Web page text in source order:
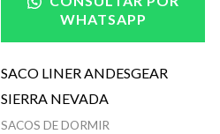
WHATSAPP
SACO LINER ANDESGEAR
SIERRA NEVADA
SACOS DE DORMIR